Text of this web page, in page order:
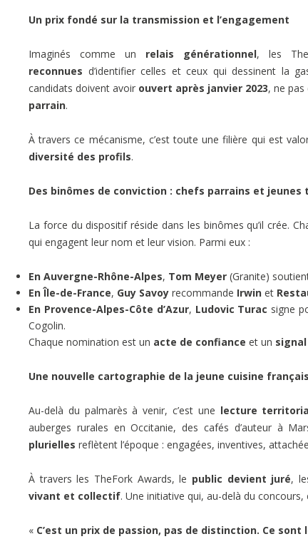
Un prix fondé sur la transmission et l’engagement
Imaginés comme un relais générationnel, les
reconnues d’identifier celles et ceux qui dessinent la
candidats doivent avoir ouvert après janvier 2023, ne
parrain.
À travers ce mécanisme, c’est toute une filière qui est
diversité des profils.
Des binômes de conviction : chefs parrains et jeunes
La force du dispositif réside dans les binômes qu’il crée.
qui engagent leur nom et leur vision. Parmi eux :
En Auvergne-Rhône-Alpes, Tom Meyer (Granite)
En Île-de-France, Guy Savoy recommande Irwin et
En Provence-Alpes-Côte d’Azur, Ludovic Turac signe
Cogolin.
Chaque nomination est un acte de confiance et un
Une nouvelle cartographie de la jeune cuisine
Au-delà du palmarès à venir, c’est une lecture
auberges rurales en Occitanie, des cafés d’auteur à
plurielles reflètent l’époque : engagées, inventives,
À travers les TheFork Awards, le public devient juré,
vivant et collectif. Une initiative qui, au-delà du
« C’est un prix de passion, pas de distinction. Ce